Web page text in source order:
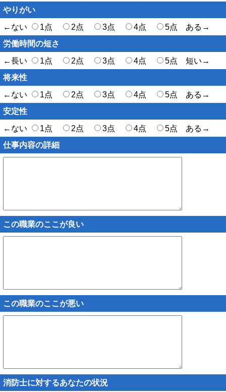
やりがい
←ない
1点 2点 3点 4点
5点 ある→
労働時間の短さ
←長い
1点 2点 3点 4点
5点 短い→
将来性
←ない
1点 2点 3点 4点
5点 ある→
安定性
←ない
1点 2点 3点 4点
5点 ある→
仕事内容の詳細
この職業のここが良い
この職業のここが悪い
消防士に対するあなたの状況